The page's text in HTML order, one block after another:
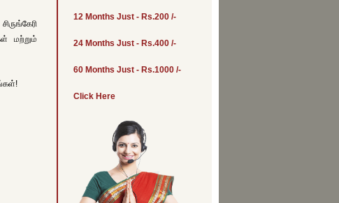
மற்றும்
12 Months Just - Rs.200 /-
24 Months Just - Rs.400 /-
60 Months Just - Rs.1000 /-
Click Here